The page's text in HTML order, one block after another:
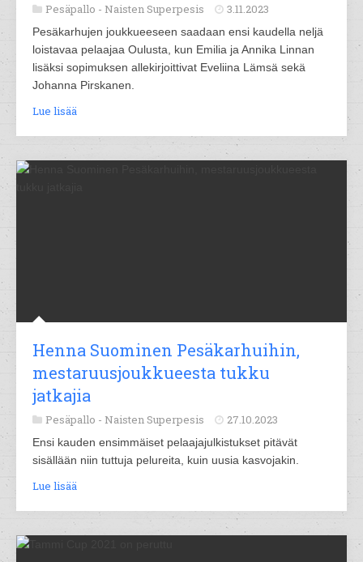
Pesäpallo - Naisten Superpesis 3.11.2023
Pesäkarhujen joukkueeseen saadaan ensi kaudella neljä
loistavaa pelaajaa Oulusta, kun Emilia ja Annika Linnan
lisäksi sopimuksen allekirjoittivat Eveliina Lämsä sekä
Johanna Pirskanen.
Lue lisää
Henna Suominen Pesäkarhuihin,
mestaruusjoukkueesta tukku
jatkajia
Pesäpallo - Naisten Superpesis 27.10.2023
Ensi kauden ensimmäiset pelaajajulkistukset pitävät
sisällään niin tuttuja pelureita, kuin uusia kasvojakin.
Lue lisää